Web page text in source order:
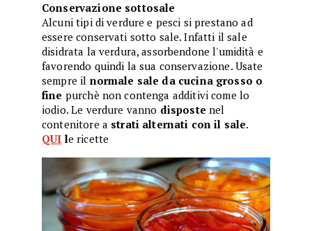
Conservazione sottosale
Alcuni tipi di verdure e pesci si prestano ad
essere conservati sotto sale. Infatti il sale
disidrata la verdura, assorbendone l'umidità e
favorendo quindi la sua conservazione. Usate
sempre il normale sale da cucina grosso o
fine purchè non contenga additivi come lo
iodio. Le verdure vanno disposte nel
contenitore a strati alternati con il sale.
QUI le ricette